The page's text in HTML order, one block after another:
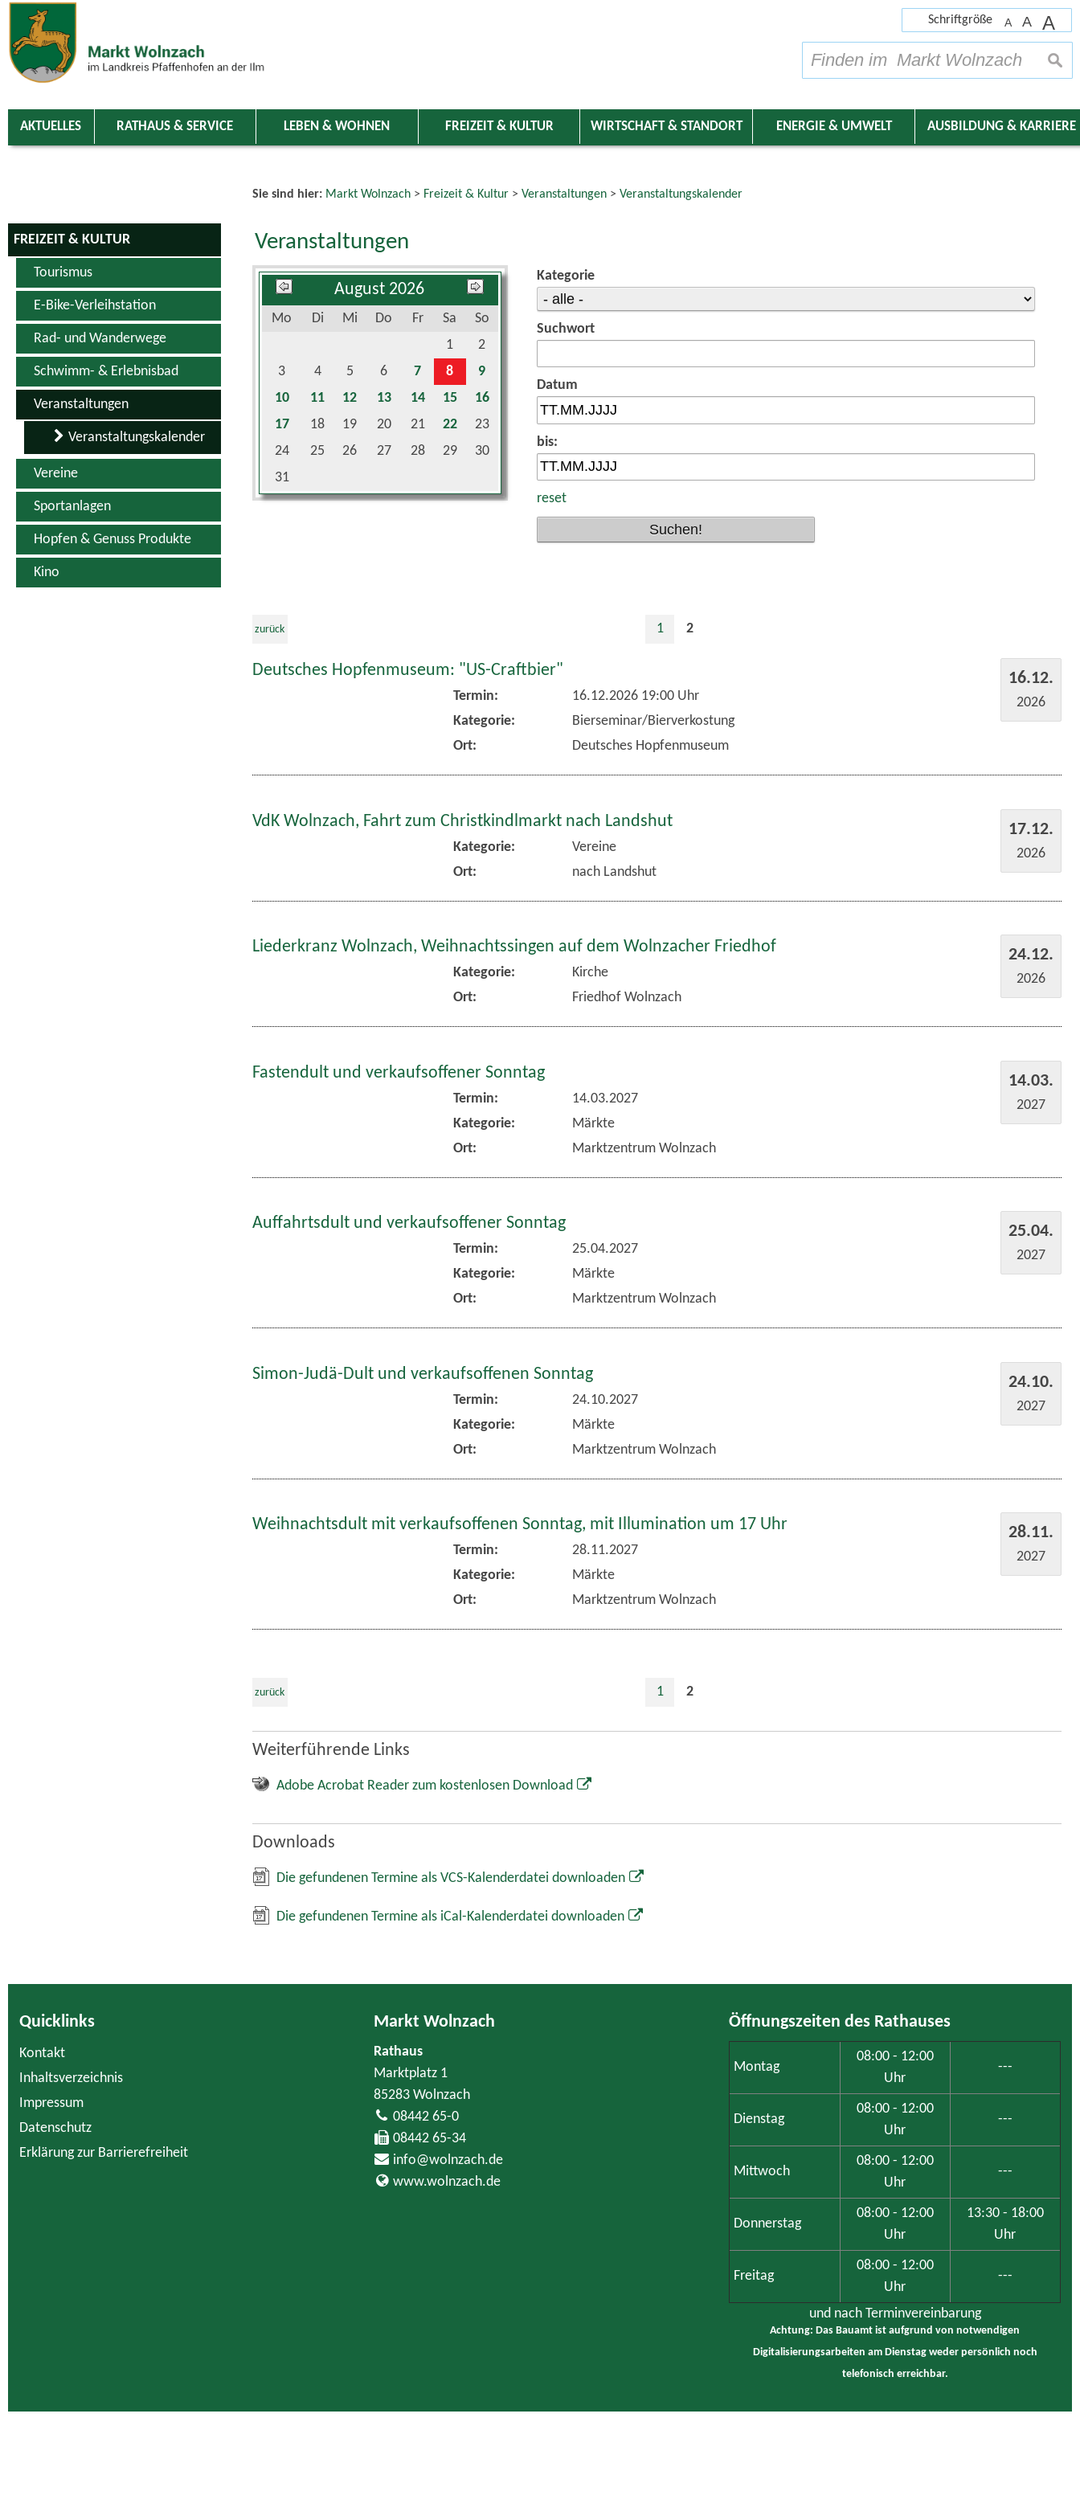
Zum Inhalt zur Navigation
Schriftgröße A A A
AKTUELLES RATHAUS & SERVICE LEBEN & WOHNEN FREIZEIT & KULTUR WIRTSCHAFT & STANDORT ENERGIE & UMWELT AUSBILDUNG & KARRIERE
FREIZEIT & KULTUR
Tourismus
E-Bike-Verleihstation
Rad- und Wanderwege
Schwimm- & Erlebnisbad
Veranstaltungen
Veranstaltungskalender
Vereine
Sportanlagen
Hopfen & Genuss Produkte
Kino
Sie sind hier: Markt Wolnzach> Freizeit & Kultur> Veranstaltungen> Veranstaltungskalender
Veranstaltungen
August 2026
Mo Di Mi Do Fr Sa
So
1
2
3
4 5 6 7 8
9
10
11 12 13 14 15
16
17
18 19 20 21 22
23
24
25 26 27 28 29
30
31
Kategorie
Suchwort
Datum
bis:
reset
zurück 1 2
16.12.
2026
Deutsches Hopfenmuseum: "US-Craftbier"
Termin:
16.12.2026 19:00 Uhr
Kategorie:
Bierseminar/Bierverkostung
Ort:
Deutsches Hopfenmuseum
17.12.
2026
VdK Wolnzach, Fahrt zum Christkindlmarkt nach Landshut
Kategorie:
Vereine
Ort:
nach Landshut
24.12.
2026
Liederkranz Wolnzach, Weihnachtssingen auf dem Wolnzacher Friedhof
Kategorie:
Kirche
Ort:
Friedhof Wolnzach
14.03.
2027
Fastendult und verkaufsoffener Sonntag
Termin:
14.03.2027
Kategorie:
Märkte
Ort:
Marktzentrum Wolnzach
25.04.
2027
Auffahrtsdult und verkaufsoffener Sonntag
Termin:
25.04.2027
Kategorie:
Märkte
Ort:
Marktzentrum Wolnzach
24.10.
2027
Simon-Judä-Dult und verkaufsoffenen Sonntag
Termin:
24.10.2027
Kategorie:
Märkte
Ort:
Marktzentrum Wolnzach
28.11.
2027
Weihnachtsdult mit verkaufsoffenen Sonntag, mit Illumination um 17 Uhr
Termin:
28.11.2027
Kategorie:
Märkte
Ort:
Marktzentrum Wolnzach
zurück 1 2
Weiterführende Links
Adobe Acrobat Reader zum kostenlosen Download
Downloads
Die gefundenen Termine als VCS-Kalenderdatei downloaden
Die gefundenen Termine als iCal-Kalenderdatei downloaden
Quicklinks
Kontakt
Inhaltsverzeichnis
Impressum
Datenschutz
Erklärung zur Barrierefreiheit
Markt Wolnzach
Rathaus
Marktplatz 1
85283 Wolnzach
08442 65-0
08442 65-34
info@wolnzach.de
www.wolnzach.de
Öffnungszeiten des Rathauses
Montag
08:00 - 12:00
Uhr
---
Dienstag
08:00 - 12:00
Uhr
---
Mittwoch
08:00 - 12:00
Uhr
---
Donnerstag
08:00 - 12:00
Uhr
13:30 - 18:00
Uhr
Freitag
08:00 - 12:00
Uhr
---
und nach Terminvereinbarung
Achtung: Das Bauamt ist aufgrund von notwendigen
Digitalisierungsarbeiten am Dienstag weder persönlich noch
telefonisch erreichbar.